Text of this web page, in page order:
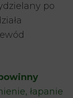
po
łapanie